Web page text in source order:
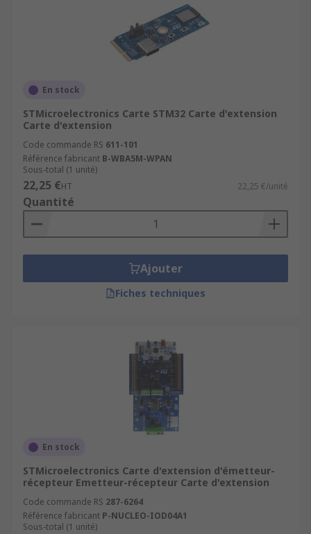
En stock
STMicroelectronics Carte STM32 Carte d'extension
Carte d'extension
Code commande RS 611-101
Référence fabricant B-WBA5M-WPAN
Sous-total (1 unité)
22,25 €HT 22,25 €/unité
Quantité
Ajouter
Fiches techniques
En stock
STMicroelectronics Carte d'extension d'émetteur-
récepteur Emetteur-récepteur Carte d'extension
Code commande RS 287-6264
Référence fabricant P-NUCLEO-IOD04A1
Sous-total (1 unité)